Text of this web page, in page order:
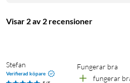
Visar 2 av 2 recensioner
Stefan
Verifierad köpare
fungerar bra
fungerar